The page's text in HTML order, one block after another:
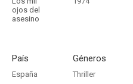
ojos del
asesino
País
España
Géneros
Thriller